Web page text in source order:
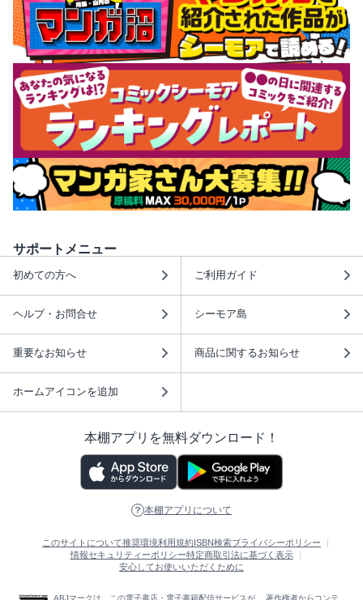
サポートメニュー
初めての方へ ご利用ガイド
ヘルプ・お問合せ シーモア島
重要なお知らせ 商品に関するお知らせ
ホームアイコンを追加
本棚アプリを無料ダウンロード！
本棚アプリについて
このサイトについて推奨環境利用規約ISBN検索プライバシーポリシー
情報セキュリティーポリシー特定商取引法に基づく表示
安心してお使いいただくために
ABJマークは、この電子書店・電子書籍配信サービスが、 著作権者からコンテ